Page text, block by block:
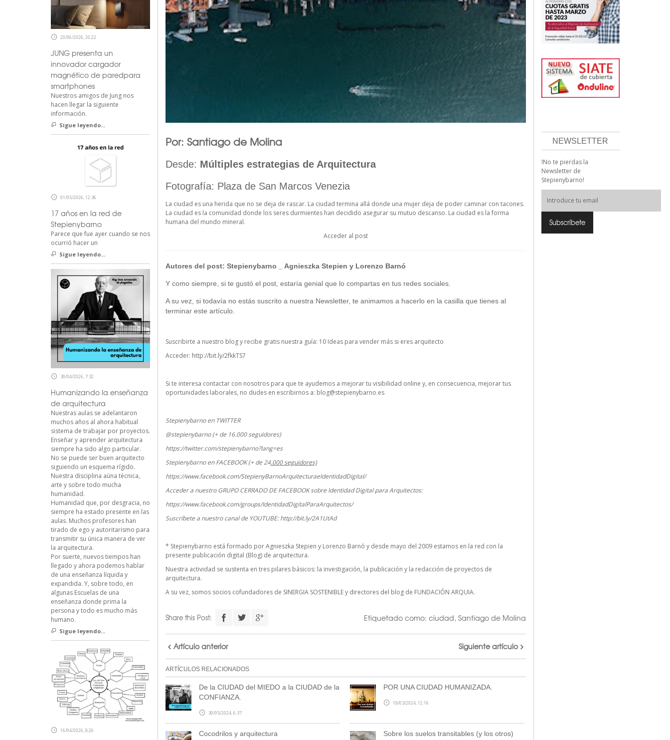
Por: Santiago de Molina
Desde: Múltiples estrategias de Arquitectura
Fotografía: Plaza de San Marcos Venezia
La ciudad es una herida que no se deja de rascar. La ciudad termina allá donde una mujer deja de poder caminar con tacones.
La ciudad es la comunidad donde los seres durmientes han decidido asegurar su mutuo descanso. La ciudad es la forma
humana del mundo mineral.
Acceder al post
Autores del post: Stepienybarno _ Agnieszka Stepien y Lorenzo Barnó
Y como siempre, si te gustó el post, estaría genial que lo compartas en tus redes sociales.
A su vez, si todavía no estás suscrito a nuestra Newsletter, te animamos a hacerlo en la casilla que tienes al
terminar este artículo.
Suscribirte a nuestro blog y recibe gratis nuestra guía: 10 Ideas para vender más si eres arquitecto
Acceder: http://bit.ly/2fkkTS7
Si te interesa contactar con nosotros para que te ayudemos a mejorar tu visibilidad online y, en consecuencia, mejorar tus
oportunidades laborales, no dudes en escribirnos a: blog@stepienybarno.es
Stepienybarno en TWITTER
@stepienybarno (+ de 16.000 seguidores)
https://twitter.com/stepienybarno?lang=es
Stepienybarno en FACEBOOK (+ de 24.000 seguidores)
https://www.facebook.com/StepienyBarnoArquitecturaeIdentidadDigital/
Acceder a nuestro GRUPO CERRADO DE FACEBOOK sobre Identidad Digital para Arquitectos:
https://www.facebook.com/groups/IdentidadDigitalParaArquitectos/
Suscríbete a nuestro canal de YOUTUBE:http://bit.ly/2A1UtAd
* Stepienybarno está formado por Agnieszka Stepien y Lorenzo Barnó y desde mayo del 2009 estamos en la red con la
presente publicación digital (Blog) de arquitectura.
Nuestra actividad se sustenta en tres pilares básicos: la investigación, la publicación y la redacción de proyectos de
arquitectura.
A su vez, somos socios cofundadores de SINERGIA SOSTENIBLEy directores del blog de FUNDACIÓN ARQUIA.
Share this Post: Etiquetado como: ciudad, Santiago de Molina
Artículo anterior Siguiente artículo
ARTÍCULOS RELACIONADOS
De la CIUDAD del MIEDO a la CIUDAD de la
CONFIANZA.
30/05/2024, 6:37
POR UNA CIUDAD HUMANIZADA.
18/03/2024, 12:16
Cocodrilos y arquitectura Sobre los suelos transitables (y los otros)
NEWSLETTER
!No te pierdas la
Newsletter de
Stepienybarno!
20/06/2026, 20:22
JUNG presenta un
innovador cargador
magnético de paredpara
smartphones
Nuestros amigos de Jung nos
hacen llegar la siguiente
información.
Sigue leyendo...
01/05/2026, 12:36
17 años en la red de
Stepienybarno
Parece que fue ayer cuando se nos
ocurrió hacer un
Sigue leyendo...
30/04/2026, 7:32
Humanizando la enseñanza
de arquitectura
Nuestras aulas se adelantaron
muchos años al ahora habitual
sistema de trabajar por proyectos.
Enseñar y aprender arquitectura
siempre ha sido algo particular.
No se puede ser buen arquitecto
siguiendo un esquema rígido.
Nuestra disciplina aúna técnica,
arte y sobre todo mucha
humanidad.
Humanidad que, por desgracia, no
siempre ha estado presente en las
aulas. Muchos profesores han
tirado de ego y autoritarismo para
transmitir su única manera de ver
la arquitectura.
Por suerte, nuevos tiempos han
llegado y ahora podemos hablar
de una enseñanza líquida y
expandida. Y, sobre todo, en
algunas Escuelas de una
enseñanza donde prima la
persona y todo es mucho más
humano.
Sigue leyendo...
16/04/2026, 8:26